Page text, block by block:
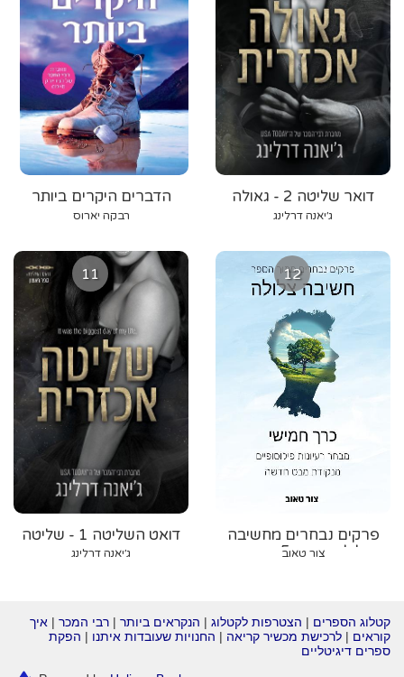
הדברים היקרים ביותר
רבקה יארוס
דואר שליטה 2 - גאולה
אכזרית
ג׳יאנה דרלינג
11
דואט השליטה 1 - שליטה
אכזרית
ג׳יאנה דרלינג
12
פרקים נבחרים מחשיבה
צור טאוב
קטלוג הספרים | הצטרפות לקטלוג | הנקראים ביותר | רבי המכר | איך
קוראים | לרכישת מכשיר קריאה | החנויות שעובדות איתנו | הפקת
ספרים דיגיטליים